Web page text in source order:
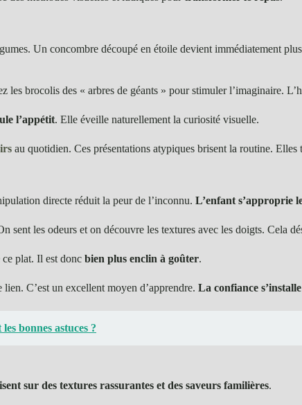
Un concombre découpé en étoile devient immédiatement
brocolis des « arbres de géants » pour stimuler l’imaginaire.
l’appétit. Elle éveille naturellement la curiosité visuelle.
au quotidien. Ces présentations atypiques brisent la routine.
directe réduit la peur de l’inconnu. L’enfant s’approprie
sent les odeurs et on découvre les textures avec les doigts. Cela
plat. Il est donc bien plus enclin à goûter.
C’est un excellent moyen d’apprendre. La confiance
bonnes astuces ?
sur des textures rassurantes et des saveurs familières.